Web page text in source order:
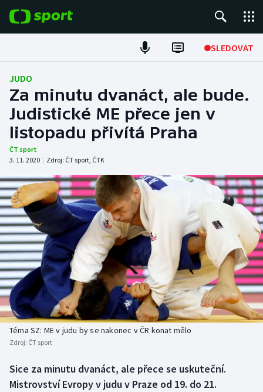
SLEDOVAT
Fotbal
Hokej
Tenis
Atletika
Cyklistika
DALŠÍ SPORTY
Americký fotbal
Baseball a softbal
Basketbal
Biatlon
Box
NEPŘEHLÉDNĚTE
Soutěže
Historické návraty
Aplikace ČT sport
JUDO
Za minutu dvanáct, ale bude.
Judistické ME přece jen v
listopadu přivítá Praha
ČT sport
3. 11. 2020 | Zdroj: ČT sport, ČTK
Téma SZ: ME v judu by se nakonec v ČR konat mělo
Zdroj: ČT sport
Sice za minutu dvanáct, ale přece se uskuteční.
Mistrovství Evropy v judu v Praze od 19. do 21.